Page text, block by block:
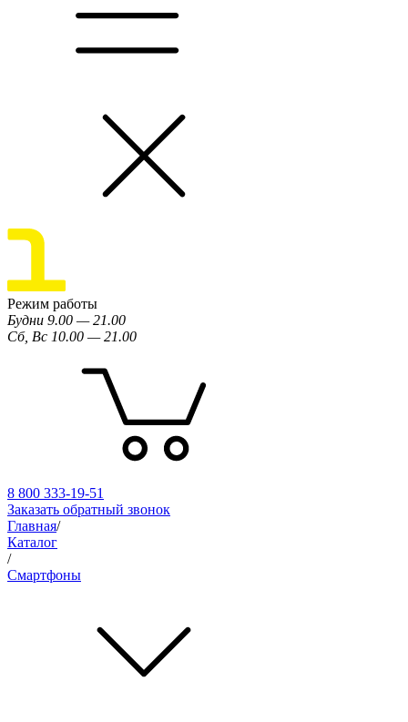
Режим работы
Будни 9.00 — 21.00
Сб, Вс 10.00 — 21.00
8 800 333-19-51
Заказать обратный звонок
Главная/
Каталог
/
Смартфоны